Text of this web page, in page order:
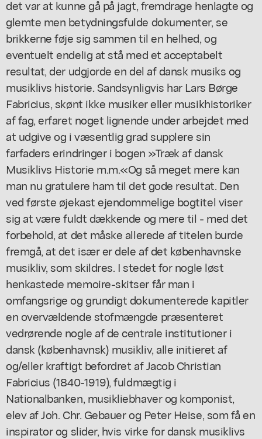
det var at kunne gå på jagt, fremdrage henlagte og
glemte men betydningsfulde dokumenter, se
brikkerne føje sig sammen til en helhed, og
eventuelt endelig at stå med et acceptabelt
resultat, der udgjorde en del af dansk musiks og
musiklivs historie. Sandsynligvis har Lars Børge
Fabricius, skønt ikke musiker eller musikhistoriker
af fag, erfaret noget lignende under arbejdet med
at udgive og i væsentlig grad supplere sin
farfaders erindringer i bogen »Træk af dansk
Musiklivs Historie m.m.«Og så meget mere kan
man nu gratulere ham til det gode resultat. Den
ved første øjekast ejendommelige bogtitel viser
sig at være fuldt dækkende og mere til - med det
forbehold, at det måske allerede af titelen burde
fremgå, at det især er dele af det københavnske
musikliv, som skildres. I stedet for nogle løst
henkastede memoire-skitser får man i
omfangsrige og grundigt dokumenterede kapitler
en overvældende stofmængde præsenteret
vedrørende nogle af de centrale institutioner i
dansk (københavnsk) musikliv, alle initieret af
og/eller kraftigt befordret af Jacob Christian
Fabricius (1840-1919), fuldmægtig i
Nationalbanken, musikliebhaver og komponist,
elev af Joh. Chr. Gebauer og Peter Heise, som få en
inspirator og slider, hvis virke for dansk musiklivs